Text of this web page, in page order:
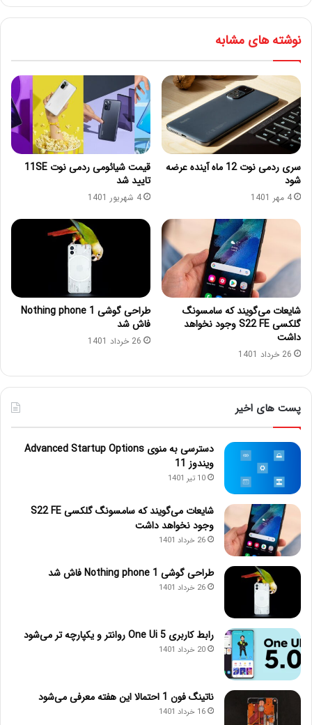
نوشته های مشابه
سری ردمی نوت 12 ماه آینده عرضه
شود
4 مهر 1401
قیمت شیائومی ردمی نوت 11SE
تایید شد
4 شهریور 1401
شایعات می‌گویند که سامسونگ
گلکسی S22 FE وجود نخواهد
داشت
26 خرداد 1401
طراحی گوشی Nothing phone 1
فاش شد
26 خرداد 1401
پست های اخیر
دسترسی به منوی Advanced Startup Options
ویندوز 11
10 تیر 1401
شایعات می‌گویند که سامسونگ گلکسی S22 FE
وجود نخواهد داشت
26 خرداد 1401
طراحی گوشی Nothing phone 1 فاش شد
26 خرداد 1401
رابط کاربری One Ui 5 روانتر و یکپارچه تر می‌شود
20 خرداد 1401
ناتینگ فون 1 احتمالا این هفته معرفی می‌شود
16 خرداد 1401